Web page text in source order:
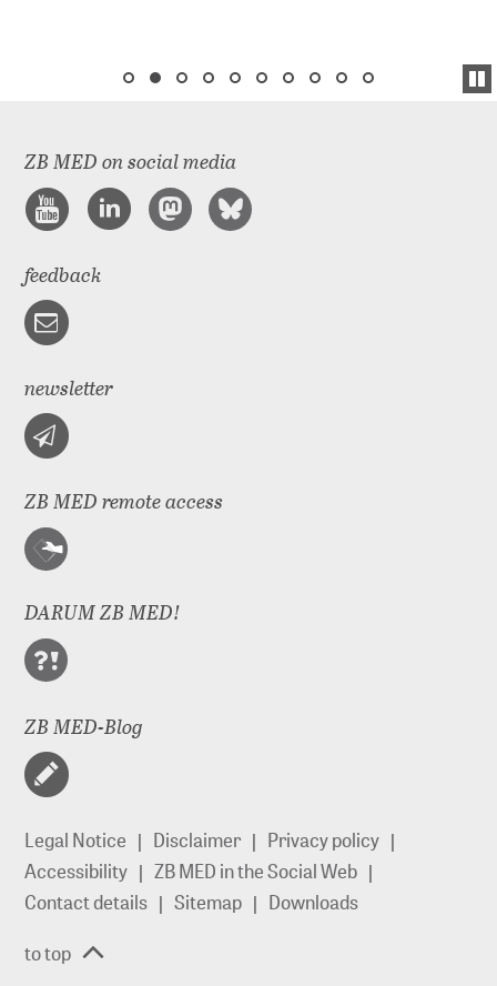
ZB MED on social media
feedback
newsletter
ZB MED remote access
DARUM ZB MED!
ZB MED-Blog
Legal Notice Disclaimer
Privacy policy
Accessibility
ZB MED in the Social Web
Contact details
Sitemap
Downloads
to top